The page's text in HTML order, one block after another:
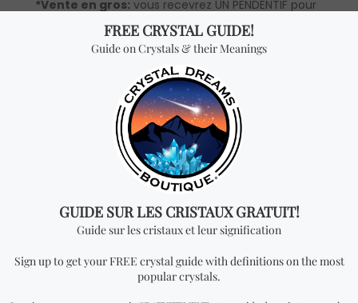
*Vente en gros: vous recevrez UN PENDENTIF pour
chaque quantité ajoutée. Pour avoir accès aux prix
en gros, vous devrez faire une demande pour
devenir un distributeur officiel.
Vous cherchez quelque
chose de spécial? Jetez
un coup d'œil à nos
produits les plus
vendus!